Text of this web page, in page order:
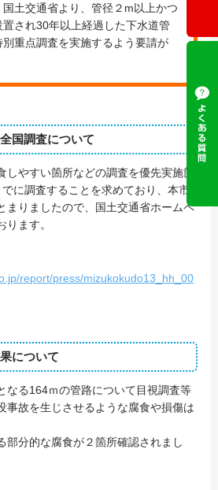
土交通省より、管径２m以上かつ
され30年以上経過した下水道管
重点調査を実施するよう要請が
国調査について
やすい箇所などの調査を優先実施箇
に調査することを求めており、本市
まりましたので、国土交通省ホームペ
ます。
report/press/mizukokudo13_hh_00
について
る164ｍの管路について目視調査等
事故を生じさせるような腐食や損傷は
分的な腐食が２箇所確認されまし